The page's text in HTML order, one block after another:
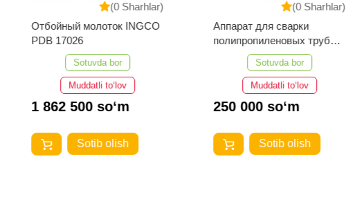
(0 Sharhlar)
Отбойный молоток INGCO
PDB 17026
Sotuvda bor
Muddatli to‘lov
1 862 500 so‘m
Sotib olish
(0 Sharhlar)
Аппарат для сварки
полипропиленовых труб
Number One EPC40/15-1
Sotuvda bor
Muddatli to‘lov
250 000 so‘m
Sotib olish